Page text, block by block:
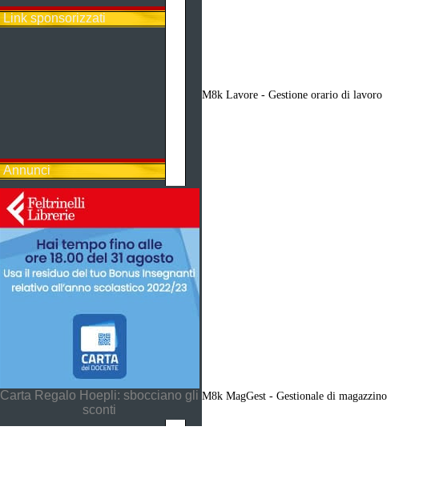
Link sponsorizzati
Annunci
Carta Regalo Hoepli: sbocciano gli
sconti
M8k Lavore - Gestione orario di lavoro
M8k MagGest - Gestionale di magazzino